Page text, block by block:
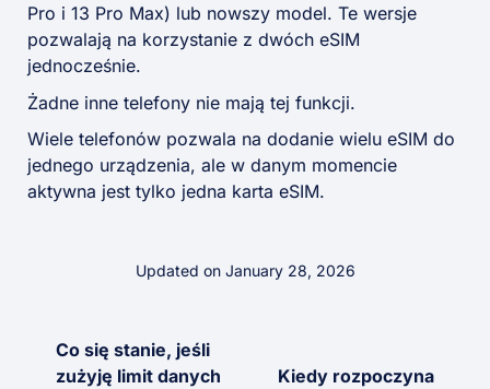
Pro i 13 Pro Max) lub nowszy model. Te wersje
pozwalają na korzystanie z dwóch eSIM
jednocześnie.
Żadne inne telefony nie mają tej funkcji.
Wiele telefonów pozwala na dodanie wielu eSIM do
jednego urządzenia, ale w danym momencie
aktywna jest tylko jedna karta eSIM.
Updated on January 28, 2026
Co się stanie, jeśli
zużyję limit danych
Kiedy rozpoczyna